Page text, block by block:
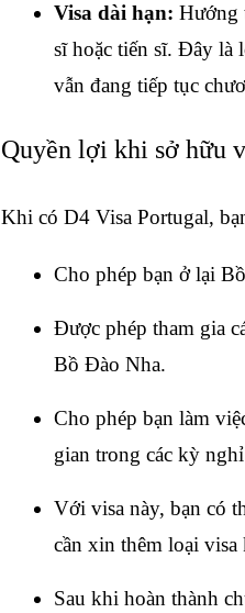
Visa dài hạn: Hướng
sĩ hoặc tiến sĩ. Đây là
vẫn đang tiếp tục
Quyền lợi khi sở hữu
Khi có D4 Visa Portugal,
Cho phép bạn ở lại
Được phép tham gia
Bồ Đào Nha.
Cho phép bạn làm
gian trong các kỳ
Với visa này, bạn có
cần xin thêm loại visa
Sau khi hoàn thành